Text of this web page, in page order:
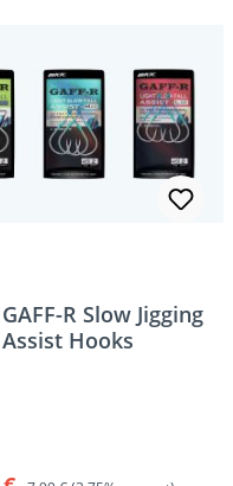
R Slow Jigging
Hooks
Regulärer Preis: